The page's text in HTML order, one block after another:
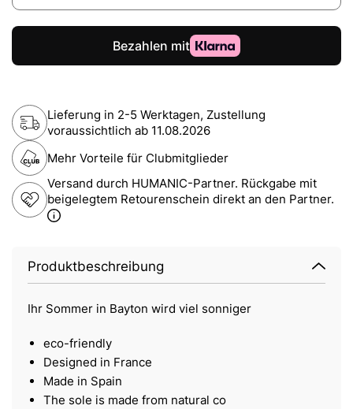
Lieferung in 2-5 Werktagen, Zustellung
voraussichtlich ab 11.08.2026
Mehr Vorteile für Clubmitglieder
Versand durch HUMANIC-Partner. Rückgabe mit
beigelegtem Retourenschein direkt an den Partner.
Produktbeschreibung
Ihr Sommer in Bayton wird viel sonniger
eco-friendly
Designed in France
Made in Spain
The sole is made from natural co